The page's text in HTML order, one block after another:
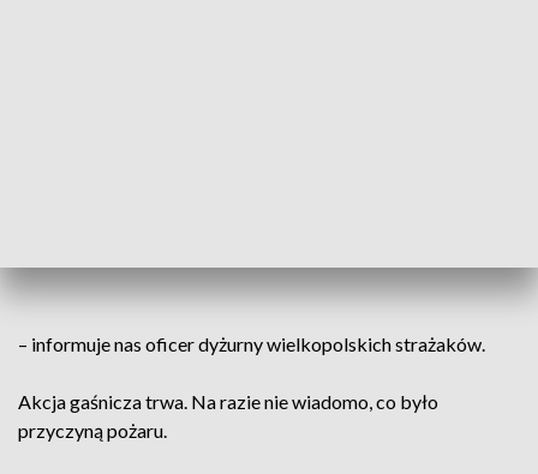
– informuje nas oficer dyżurny wielkopolskich strażaków.
Akcja gaśnicza trwa. Na razie nie wiadomo, co było
przyczyną pożaru.